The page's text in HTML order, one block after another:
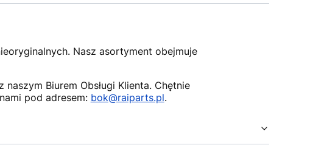
Nasz asortyment obejmuje
Biurem Obsługi Klienta. Chętnie
pod adresem: bok@raiparts.pl.